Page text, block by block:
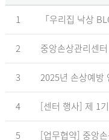
1
2
3
4
5